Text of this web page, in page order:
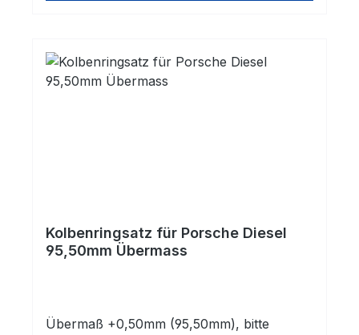
Kolbenringsatz für Porsche Diesel
95,50mm Übermass
Übermaß +0,50mm (95,50mm), bitte